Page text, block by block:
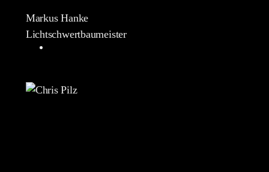
Markus Hanke
Lichtschwertbaumeister